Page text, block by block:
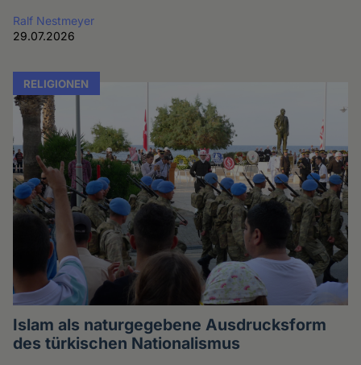
Ralf Nestmeyer
29.07.2026
RELIGIONEN
Islam als naturgegebene Ausdrucksform
des türkischen Nationalismus